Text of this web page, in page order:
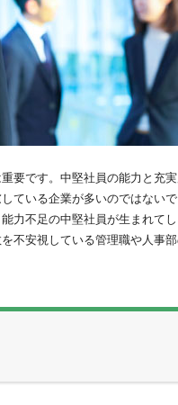
要です。中堅社員の能力と充
ている企業が多いのではない
力不足の中堅社員が生まれて
不安視している管理職や人事